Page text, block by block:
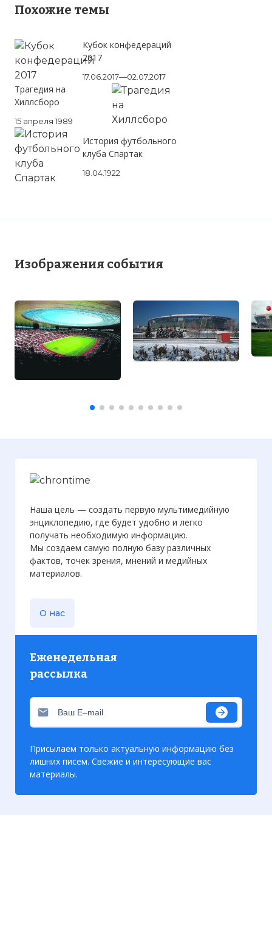
Похожие темы
Кубок конфедераций
2017
17.06.2017—02.07.2017
Трагедия на
Хиллсборо
15 апреля 1989
История футбольного
клуба Спартак
18.04.1922
Изображения события
Наша цель — создать первую мультимедийную
энциклопедию, где будет удобно и легко
получать необходимую информацию.
Мы создаем самую полную базу различных
фактов, точек зрения, мнений и медийных
материалов.
О нас
Еженедельная
рассылка
Присылаем только актуальную информацию без
лишних писем. Свежие и интересующие вас
материалы.